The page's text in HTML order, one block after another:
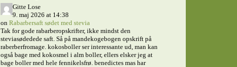
Gitte Lose
9. maj 2026 at 14:38
on Rabarbersaft sødet med stevia
Tak for gode rabarberopskrifter, ikke mindst den
steviasødedede saft. Så på mandekogebogen opskrift på
raberberfromage. kokosboller ser interessante ud, man kan
også bage med kokosmel i alm boller, ellers elsker jeg at
bage boller med hele fennikelsfrø. benedictes mas har